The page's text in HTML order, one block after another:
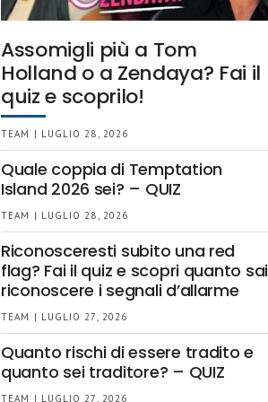
Assomigli più a Tom
Holland o a Zendaya? Fai il
quiz e scoprilo!
TEAM | LUGLIO 28, 2026
Quale coppia di Temptation
Island 2026 sei? – QUIZ
TEAM | LUGLIO 28, 2026
Riconosceresti subito una red
flag? Fai il quiz e scopri quanto sai
riconoscere i segnali d’allarme
TEAM | LUGLIO 27, 2026
Quanto rischi di essere tradito e
quanto sei traditore? – QUIZ
TEAM | LUGLIO 27, 2026